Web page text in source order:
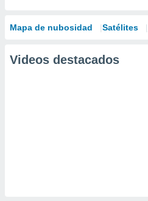
Mapa de nubosidad Satélites
Videos destacados